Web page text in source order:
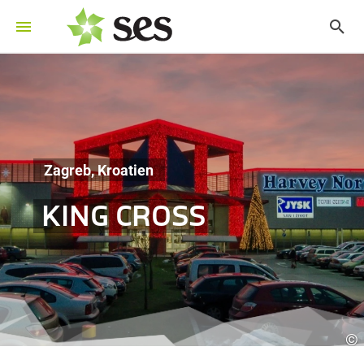
Zagreb, Kroatien
KING CROSS
©